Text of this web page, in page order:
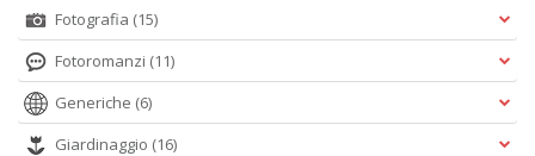
Fotografia (15)
Fotoromanzi (11)
Generiche (6)
Giardinaggio (16)